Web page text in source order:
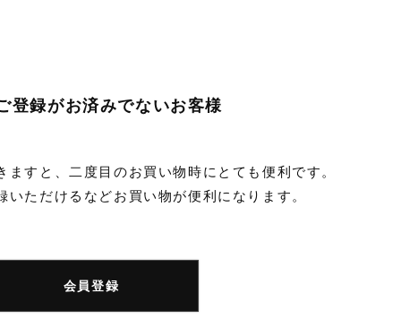
登録がお済みでないお客様
すと、二度目のお買い物時にとても便利です。
ただけるなどお買い物が便利になります。
会員登録